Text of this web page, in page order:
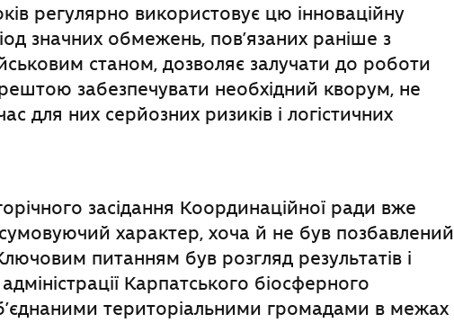
регулярно використовує цю інноваційну
значних обмежень, пов’язаних раніше з
станом, дозволяє залучати до роботи
забезпечувати необхідний кворум, не
для них серйозних ризиків і логістичних
засідання Координаційної ради вже
характер, хоча й не був позбавлений
питанням був розгляд результатів і
Карпатського біосферного
територіальними громадами в межах